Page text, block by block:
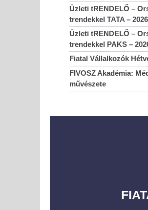
Üzleti tRENDELŐ –
trendekkel TATA – 2026
Üzleti tRENDELŐ –
trendekkel PAKS –
Fiatal Vállalkozók
FIVOSZ Akadémia:
művészete